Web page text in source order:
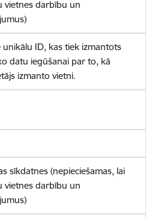
vietnes darbību un
unikālu ID, kas tiek izmantots
datu iegūšanai par to, kā
izmanto vietni.
sīkdatnes (nepieciešamas, lai
vietnes darbību un